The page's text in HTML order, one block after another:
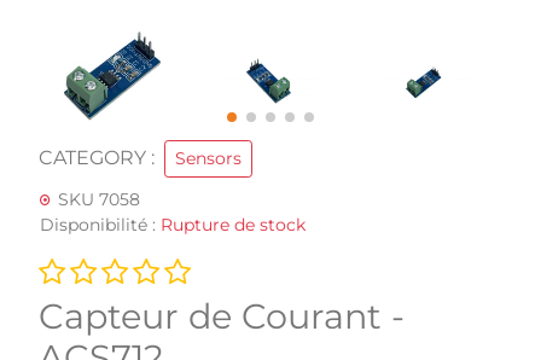
CATEGORY :
Sensors
SKU 7058
Disponibilité : Rupture de stock
Capteur de Courant -